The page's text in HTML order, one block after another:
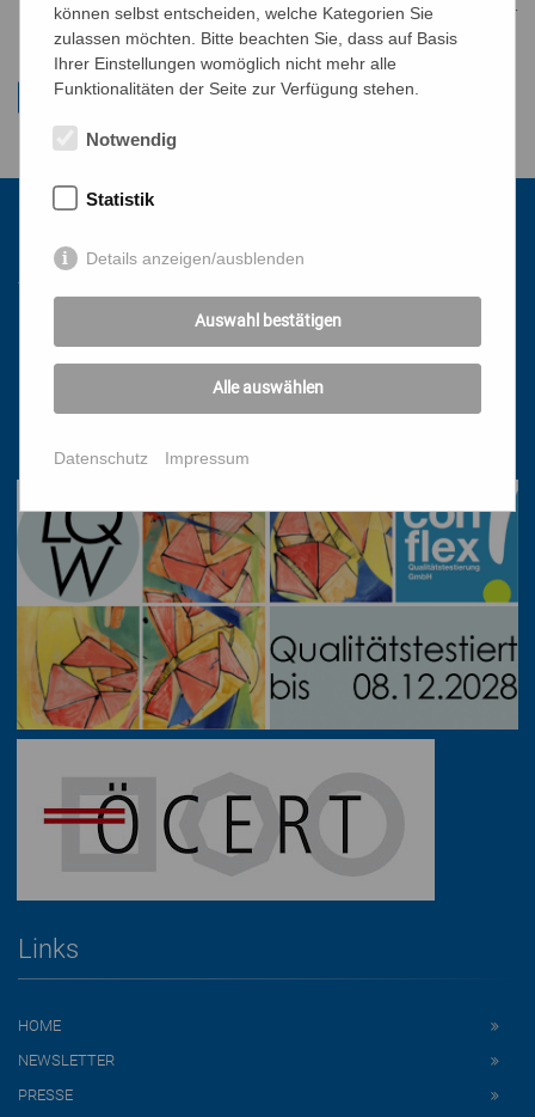
Waltraud Winkelbauer
cu/cu
Kontakt
Katholisches Bildungswerk Wien
1010 Wien, Stephansplatz 3
Links
HOME
NEWSLETTER
PRESSE
können selbst entscheiden, welche Kategorien Sie
zulassen möchten. Bitte beachten Sie, dass auf Basis
Ihrer Einstellungen womöglich nicht mehr alle
Funktionalitäten der Seite zur Verfügung stehen.
Notwendig
Statistik
Details anzeigen/ausblenden
Auswahl bestätigen
Alle auswählen
Datenschutz Impressum